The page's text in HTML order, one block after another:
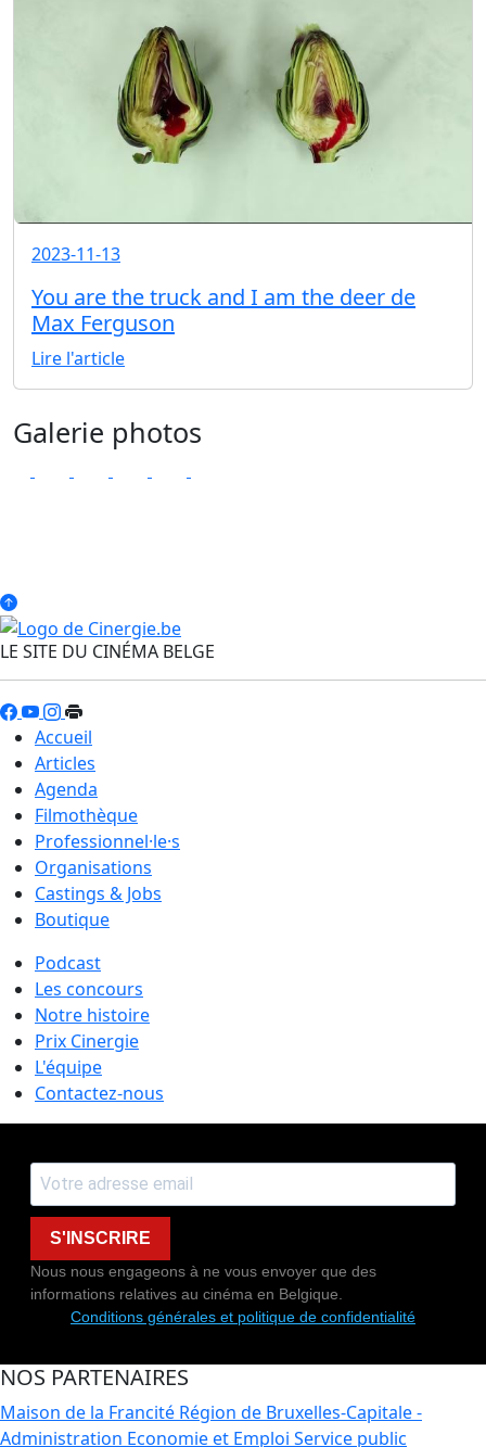
2023-11-13
You are the truck and I am the deer de
Max Ferguson
Lire l'article
Galerie photos
LE SITE DU CINÉMA BELGE
Accueil
Articles
Agenda
Filmothèque
Professionnel·le·s
Organisations
Castings & Jobs
Boutique
Podcast
Les concours
Notre histoire
Prix Cinergie
L'équipe
Contactez-nous
S'INSCRIRE
Nous nous engageons à ne vous envoyer que des
informations relatives au cinéma en Belgique.
Conditions générales et politique de confidentialité
NOS PARTENAIRES
Maison de la Francité Région de Bruxelles-Capitale -
Administration Economie et Emploi Service public